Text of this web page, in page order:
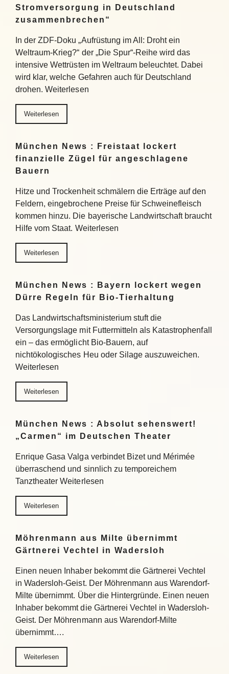
Stromversorgung in Deutschland
zusammenbrechen“
In der ZDF-Doku „Aufrüstung im All: Droht ein
Weltraum-Krieg?“ der „Die Spur“-Reihe wird das
intensive Wettrüsten im Weltraum beleuchtet. Dabei
wird klar, welche Gefahren auch für Deutschland
drohen. Weiterlesen
Weiterlesen
München News : Freistaat lockert
finanzielle Zügel für angeschlagene
Bauern
Hitze und Trockenheit schmälern die Erträge auf den
Feldern, eingebrochene Preise für Schweinefleisch
kommen hinzu. Die bayerische Landwirtschaft braucht
Hilfe vom Staat. Weiterlesen
Weiterlesen
München News : Bayern lockert wegen
Dürre Regeln für Bio-Tierhaltung
Das Landwirtschaftsministerium stuft die
Versorgungslage mit Futtermitteln als Katastrophenfall
ein – das ermöglicht Bio-Bauern, auf
nichtökologisches Heu oder Silage auszuweichen.
Weiterlesen
Weiterlesen
München News : Absolut sehenswert!
„Carmen“ im Deutschen Theater
Enrique Gasa Valga verbindet Bizet und Mérimée
überraschend und sinnlich zu temporeichem
Tanztheater Weiterlesen
Weiterlesen
Möhrenmann aus Milte übernimmt
Gärtnerei Vechtel in Wadersloh
Einen neuen Inhaber bekommt die Gärtnerei Vechtel
in Wadersloh-Geist. Der Möhrenmann aus Warendorf-
Milte übernimmt. Über die Hintergründe. Einen neuen
Inhaber bekommt die Gärtnerei Vechtel in Wadersloh-
Geist. Der Möhrenmann aus Warendorf-Milte
übernimmt….
Weiterlesen